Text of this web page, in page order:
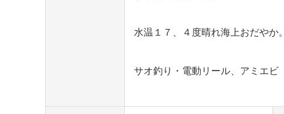
水温１７、４度晴れ海上おだやか。
サオ釣り・電動リール、アミエビ